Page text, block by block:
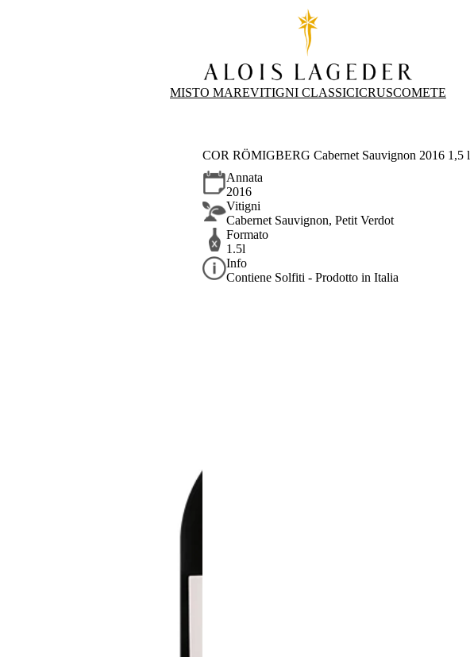
MISTO MAREVITIGNI CLASSICICRUSCOMETE
COR RÖMIGBERG Cabernet Sauvignon 2016 1,5 l
Annata
2016
Vitigni
Cabernet Sauvignon, Petit Verdot
Formato
1.5l
Info
Contiene Solfiti - Prodotto in Italia